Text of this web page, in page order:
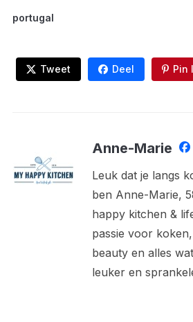
portugal
Tweet Deel Pin
Anne-Marie
Leuk dat je langs
ben Anne-Marie,
happy kitchen &
passie voor
beauty en alles
leuker en